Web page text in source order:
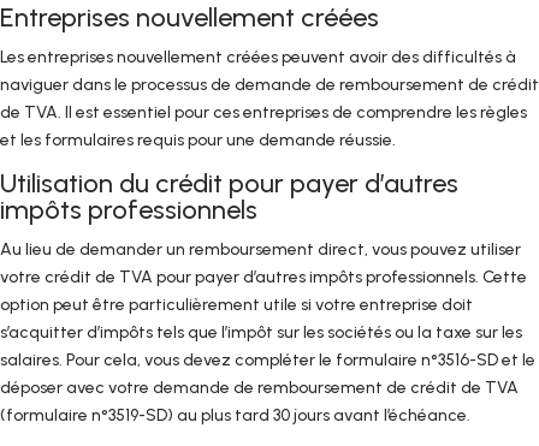
Entreprises nouvellement créées
Les entreprises nouvellement créées peuvent avoir des difficultés à
naviguer dans le processus de demande de remboursement de crédit
de TVA. Il est essentiel pour ces entreprises de comprendre les règles
et les formulaires requis pour une demande réussie.
Utilisation du crédit pour payer d’autres
impôts professionnels
Au lieu de demander un remboursement direct, vous pouvez utiliser
votre crédit de TVA pour payer d’autres impôts professionnels. Cette
option peut être particulièrement utile si votre entreprise doit
s’acquitter d’impôts tels que l’impôt sur les sociétés ou la taxe sur les
salaires. Pour cela, vous devez compléter le formulaire n°3516-SD et le
déposer avec votre demande de remboursement de crédit de TVA
(formulaire n°3519-SD) au plus tard 30 jours avant l’échéance.